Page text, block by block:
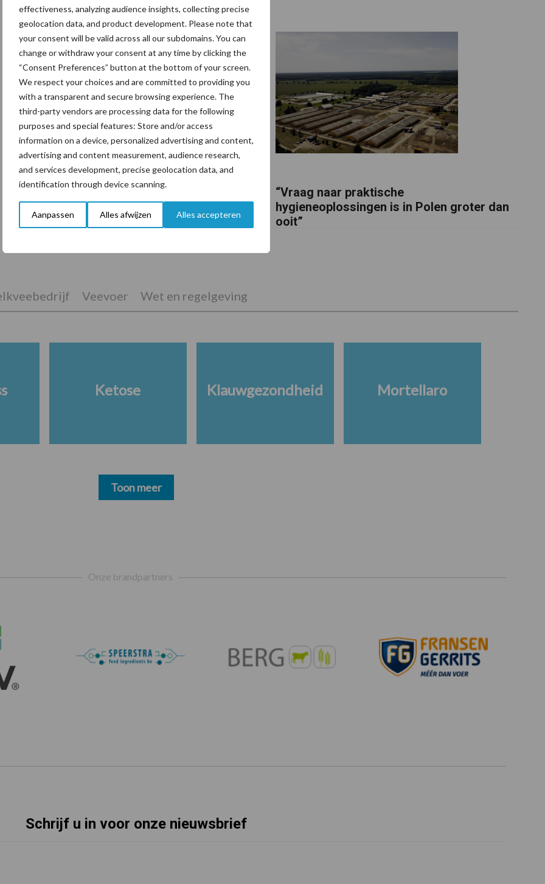
effectiveness, analyzing audience insights, collecting precise
geolocation data, and product development. Please note that
your consent will be valid across all our subdomains. You can
change or withdraw your consent at any time by clicking the
“Consent Preferences” button at the bottom of your screen.
We respect your choices and are committed to providing you
with a transparent and secure browsing experience. The
third-party vendors are processing data for the following
purposes and special features: Store and/or access
information on a device, personalized advertising and content,
advertising and content measurement, audience research,
and services development, precise geolocation data, and
identification through device scanning.
Aanpassen Alles afwijzen Alles accepteren
Tien praktische tips voor een langere
levensduur
“Vraag naar praktische
hygieneoplossingen is in Polen groter dan
ooit”
Veevoer Wet en regelgeving
Ketose Klauwgezondheid Mortellaro
Toon meer
Onze brandpartners
Schrijf u in voor onze nieuwsbrief